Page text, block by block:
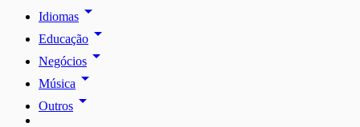
Idiomas arrow_drop_down
Educação arrow_drop_down
Negócios arrow_drop_down
Música arrow_drop_down
Outros arrow_drop_down